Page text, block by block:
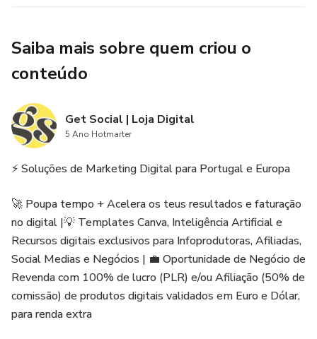
Saiba mais sobre quem criou o
conteúdo
Get Social | Loja Digital
5 Ano Hotmarter
⚡ Soluções de Marketing Digital para Portugal e Europa
🚀 Poupa tempo + Acelera os teus resultados e faturação
no digital |💡 Templates Canva, Inteligência Artificial e
Recursos digitais exclusivos para Infoprodutoras, Afiliadas,
Social Medias e Negócios | 💼 Oportunidade de Negócio de
Revenda com 100% de lucro (PLR) e/ou Afiliação (50% de
comissão) de produtos digitais validados em Euro e Dólar,
para renda extra